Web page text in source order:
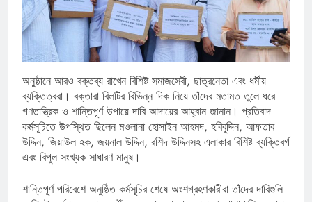
অনুষ্ঠানে আরও বক্তব্য রাখেন বিশিষ্ট সমাজসেবী, ছাত্রনেতা এবং ধর্মীয়
ব্যক্তিত্বরা। বক্তারা বিলটির বিভিন্ন দিক নিয়ে তাঁদের মতামত তুলে ধরে
গণতান্ত্রিক ও শান্তিপূর্ণ উপায়ে দাবি আদায়ের আহ্বান জানান। প্রতিবাদ
কর্মসূচিতে উপস্থিত ছিলেন মওলানা হোসাইন আহমদ, হবিবুদ্দিন, আফতাব
উদ্দিন, জিয়াউল হক, জয়নাল উদ্দিন, রশিদ উদ্দিনসহ এলাকার বিশিষ্ট ব্যক্তিবর্গ
এবং বিপুল সংখ্যক সাধারণ মানুষ।
শান্তিপূর্ণ পরিবেশে অনুষ্ঠিত কর্মসূচির শেষে অংশগ্রহণকারীরা তাঁদের দাবিগুলি